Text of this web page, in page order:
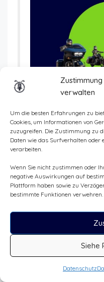
verwalten
Um die besten Erfahrungen zu
Cookies, um Informationen von
zuzugreifen. Die Zustimmung zu
Daten wie das Surfverhalten oder
verarbeiten.
Wenn Sie nicht zustimmen oder
negative Auswirkungen auf
Plattform haben sowie zu
bestimmte Funktionen verwehren.
Siehe
Datenschutz
Also ja,einige
werden, wie zum
die Ausrüstung
Motorrads.
Denn am Ende ist es
schmerzt, wenn man mit
Dann wird es zur